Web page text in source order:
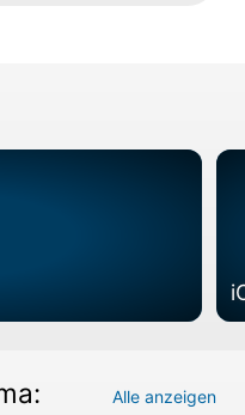
Alle anzeigen